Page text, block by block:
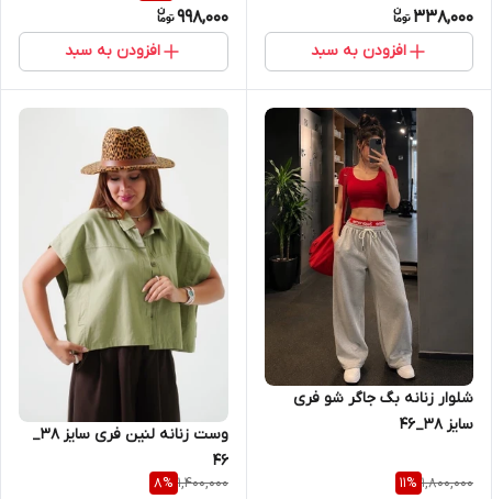
338,000
افزودن به سبد
998,000
افزودن به سبد
شلوار زنانه بگ جاگر شو فری
سایز ۳۸_۴۶
1,800,000
11%
وست زنانه لنین فری سایز 38_
46
1,400,000
8%